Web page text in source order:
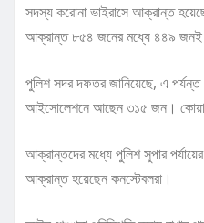
সদস্য করোনা ভাইরাসে আক্রান্ত
আক্রান্ত ৮৫৪ জনের মধ্যে ৪৪৯ জনই
পুলিশ সদর দফতর জানিয়েছে, এ
আইসোলেশনে আছেন ৩১৫ জন।
আক্রান্তদের মধ্যে পুলিশ সুপার
আক্রান্ত হয়েছেন কনস্টেবলরা।